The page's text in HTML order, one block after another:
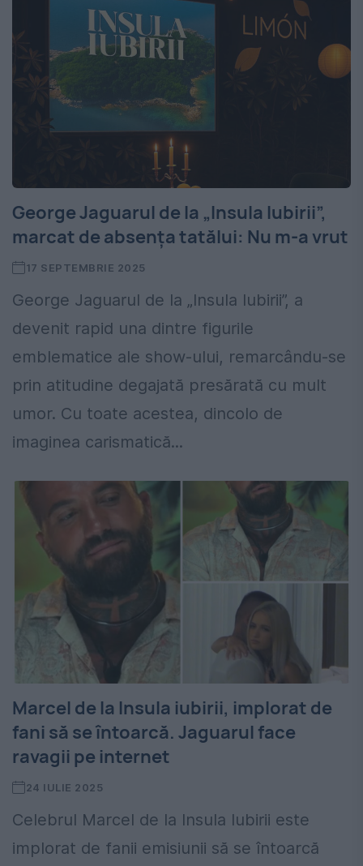
George Jaguarul de la „Insula Iubirii”,
marcat de absența tatălui: Nu m-a vrut
17 SEPTEMBRIE 2025
George Jaguarul de la „Insula Iubirii”, a
devenit rapid una dintre figurile
emblematice ale show-ului, remarcându-se
prin atitudine degajată presărată cu mult
umor. Cu toate acestea, dincolo de
imaginea carismatică...
⁠Marcel de la Insula iubirii, implorat de
fani să se întoarcă. Jaguarul face
ravagii pe internet
24 IULIE 2025
Celebrul Marcel de la Insula Iubirii este
implorat de fanii emisiunii să se întoarcă